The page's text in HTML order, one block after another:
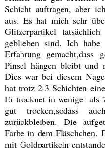
Schicht auftragen, aber
aus. Es hat mich sehr
Glitzerpartikel
geblieben sind. Ich
Erfahrung gemacht,dass
Pinsel hängen bleibt und
Dies war bei diesem
hat trotz 2-3 Schichten
Er trocknet in weniger
gut trocken,sodass
zurückbleiben. Die
Farbe in dem Fläschchen.
mit Goldpartikeln